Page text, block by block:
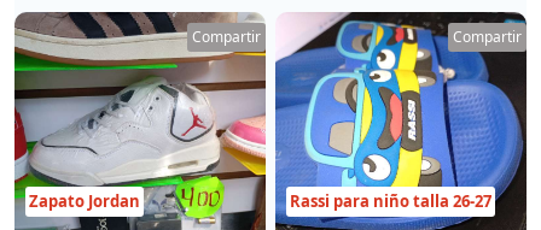
Compartir
Zapato Jordan
Compartir
Rassi para niño talla 26-27